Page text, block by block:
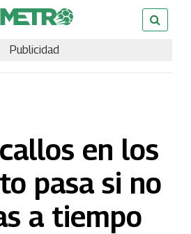
Publicidad
en los
pasa si no
a tiempo